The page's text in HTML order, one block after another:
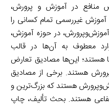
منافع در آموزش و پرورش،
غیررسمی تمام کسانی را
در حوزه آموزش،
معطوف به آن‌ها در قالب
این‌ها مصادیق تعارض
هستند. برخی از مصادیق
هستند که بزرگ‌ترین و
هستند. بحث تألیف، چاپ